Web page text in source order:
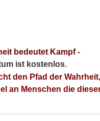
bedeutet Kampf-
ist kostenlos.
den Pfad der Wahrheit,
an Menschen die